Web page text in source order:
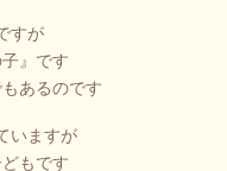
すが
』です
あるのです
いますが
もです